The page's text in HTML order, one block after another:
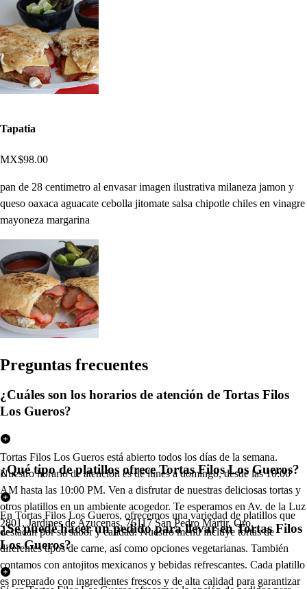
Tapatia
MX$98.00
pan de 28 centimetro al envasar imagen ilustrativa milaneza jamon y
queso oaxaca aguacate cebolla jitomate salsa chipotle chiles en vinagre
mayoneza margarina
Preguntas frecuentes
¿Cuáles son los horarios de atención de Tortas Filos
Los Gueros?
Tortas Filos Los Gueros está abierto todos los días de la semana.
Nuestro horario de atención es de lunes a domingo, desde las 10:00
AM hasta las 10:00 PM. Ven a disfrutar de nuestras deliciosas tortas y
otros platillos en un ambiente acogedor. Te esperamos en Av. de la Luz
2801, Jardines de Azucenas, 76117 San Pedro Mártir, Qro.
¿Qué tipo de platillos ofrece Tortas Filos Los Gueros?
En Tortas Filos Los Gueros, ofrecemos una variedad de platillos que
destacan por su sabor y calidad. Nuestro menú incluye tortas de
diferentes tipos de carne, así como opciones vegetarianas. También
contamos con antojitos mexicanos y bebidas refrescantes. Cada platillo
es preparado con ingredientes frescos y de alta calidad para garantizar
¿Se puede hacer un pedido para llevar en Tortas Filos
Los Gueros?